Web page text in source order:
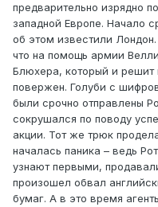
предварительно изрядно
западной Европе. Начало
об этом известили
что на помощь армии
Блюхера, который и
повержен. Голуби с
были срочно отправлены
сокрушался по поводу
акции. Тот же трюк
началась паника – ведь
узнают первыми,
произошел обвал
бумаг. А в это время